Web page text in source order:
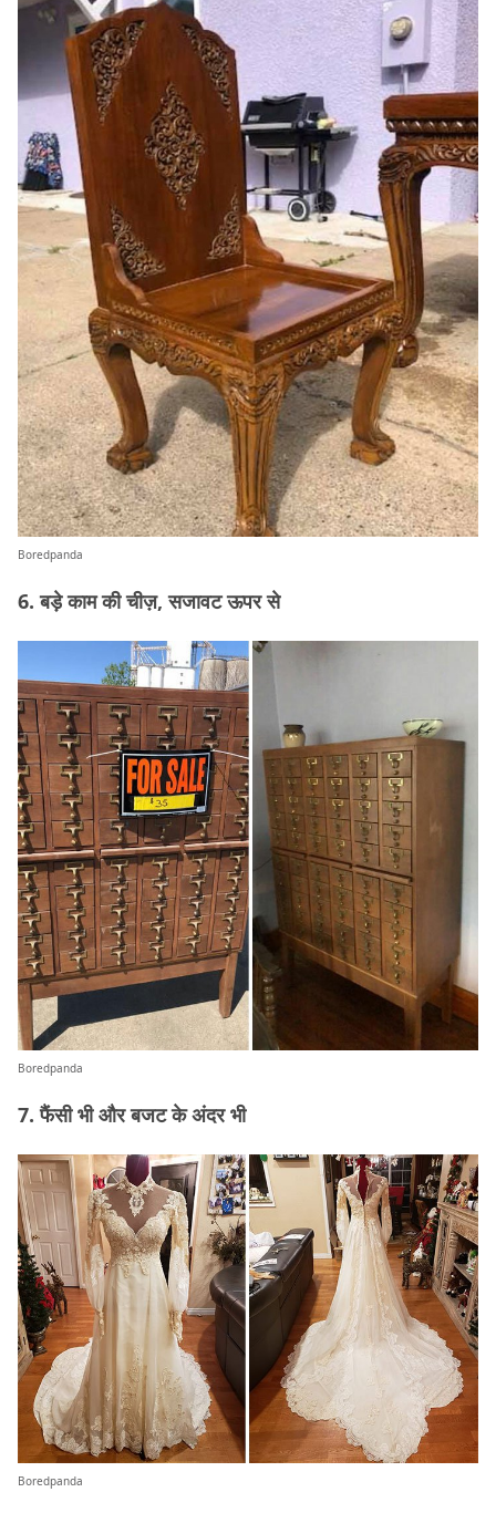
Boredpanda
6. बड़े काम की चीज़, सजावट ऊपर से
Boredpanda
7. फैंसी भी और बजट के अंदर भी
Boredpanda